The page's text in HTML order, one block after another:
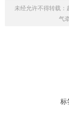
未经允许不得转载：
气
标